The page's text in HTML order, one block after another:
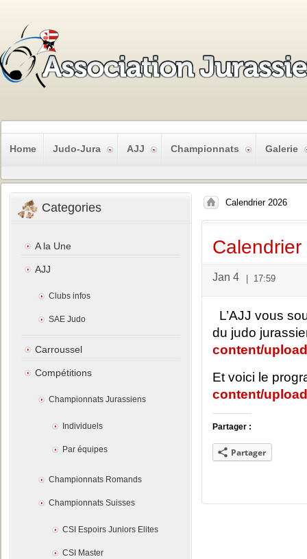
Home Judo-Jura AJJ Championnats Galerie
Calendrier 2026
Calendrier
Jan 4 17:59
L’AJJ vous
du judo
content/
Et voici le
content/
Partager :
Partager
Categories
A la Une
AJJ
Clubs infos
SAE Judo
Carroussel
Compétitions
Championnats Jurassiens
Individuels
Par équipes
Championnats Romands
Championnats Suisses
CSI Espoirs Juniors Elites
CSI Master